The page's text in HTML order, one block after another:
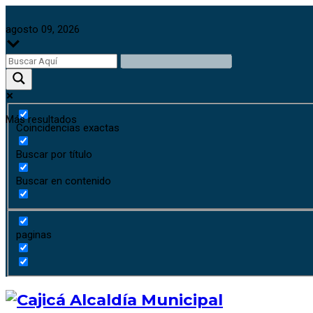
agosto 09, 2026
Más resultados
Coincidencias exactas
Buscar por título
Buscar en contenido
paginas